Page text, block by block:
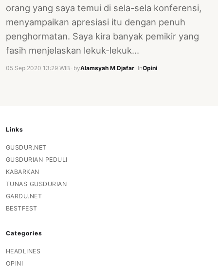
orang yang saya temui di sela-sela konferensi,
menyampaikan apresiasi itu dengan penuh
penghormatan. Saya kira banyak pemikir yang
fasih menjelaskan lekuk-lekuk…
05 Sep 2020 13:29 WIB byAlamsyah M Djafar InOpini
Links
GUSDUR.NET
GUSDURIAN PEDULI
KABARKAN
TUNAS GUSDURIAN
GARDU.NET
BESTFEST
Categories
HEADLINES
OPINI